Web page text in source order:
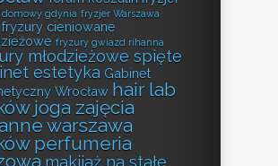
gdynia fryzjer Warszawa
fryzury cieniowane
fryzury gwiazd rihanna
młodzieżowe spięte
estetyka Gabinet
Wrocław hair lab
joga zajęcia
warszawa
perfumeria
makijaż na stałe